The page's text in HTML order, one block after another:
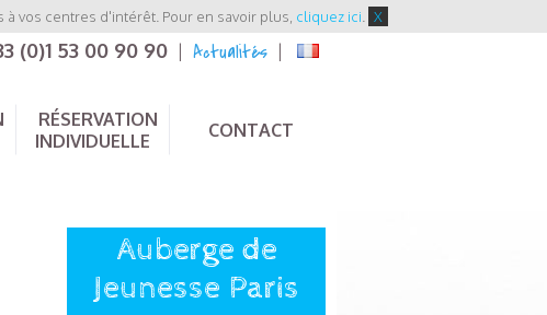
vos centres d'intérêt. Pour en savoir plus, cliquez ici X
(0)1 53 00 90 90 Actualités
RÉSERVATION
INDIVIDUELLE
CONTACT
Auberge de
Jeunesse Paris